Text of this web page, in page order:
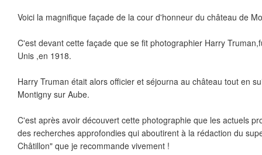
Voici la magnifique façade de la cour d'honneur du château de
C'est devant cette façade que se fit photographier Harry
Unis ,en 1918.
Harry Truman était alors officier et séjourna au château tout en
Montigny sur Aube.
C'est après avoir découvert cette photographie que les actuels
des recherches approfondies qui aboutirent à la rédaction du
Châtillon" que je recommande vivement !